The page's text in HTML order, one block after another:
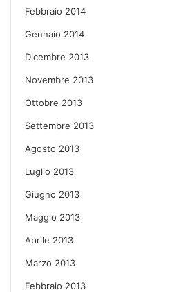
Febbraio 2014
Gennaio 2014
Dicembre 2013
Novembre 2013
Ottobre 2013
Settembre 2013
Agosto 2013
Luglio 2013
Giugno 2013
Maggio 2013
Aprile 2013
Marzo 2013
Febbraio 2013